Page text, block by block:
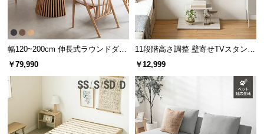
お
サ
ポ
お
幅120~200cm 伸長式ラウンドダイ
ニングテーブル 6人掛け 天然木突
￥79,990
11段階高さ調整 壁寄せTVスタンド
キャスター付き 上下左右角度調節
￥12,999